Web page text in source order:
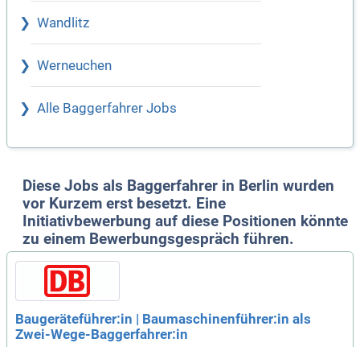
Wandlitz
Werneuchen
Alle Baggerfahrer Jobs
Diese Jobs als Baggerfahrer in Berlin wurden
vor Kurzem erst besetzt. Eine
Initiativbewerbung auf diese Positionen könnte
zu einem Bewerbungsgespräch führen.
Baugeräteführer:in | Baumaschinenführer:in als
Zwei-Wege-Baggerfahrer:in